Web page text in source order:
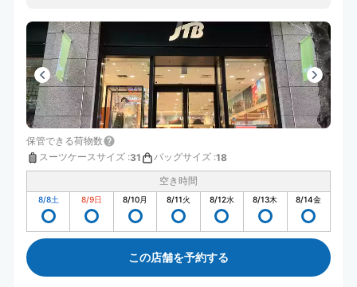
てと笑顔で話してくださってすごく嬉しかったです！あり
がとうございました！
保管できる荷物数
スーツケースサイズ :31 バッグサイズ :18
空き時間
8/8土 8/9日 8/10月 8/11火 8/12水 8/13木 8/14金
この店舗を予約する